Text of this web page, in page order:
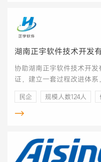
湖南正宇软件技术开发
协助湖南正宇软件技术开
证，建立一套过程改进体
究院授权主任评估师的评估
民企 规模人数124人
→